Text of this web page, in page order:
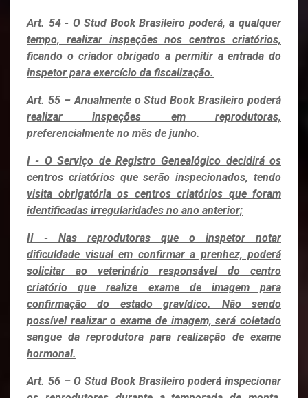
Art. 54 - O Stud Book Brasileiro poderá, a qualquer
tempo, realizar inspeções nos centros criatórios,
ficando o criador obrigado a permitir a entrada do
inspetor para exercício da fiscalização.
Art. 55 – Anualmente o Stud Book Brasileiro poderá
realizar inspeções em reprodutoras,
preferencialmente no mês de junho.
I - O Serviço de Registro Genealógico decidirá os
centros criatórios que serão inspecionados, tendo
visita obrigatória os centros criatórios que foram
identificadas irregularidades no ano anterior;
II - Nas reprodutoras que o inspetor notar
dificuldade visual em confirmar a prenhez, poderá
solicitar ao veterinário responsável do centro
criatório que realize exame de imagem para
confirmação do estado gravídico. Não sendo
possível realizar o exame de imagem, será coletado
sangue da reprodutora para realização de exame
hormonal.
Art. 56 – O Stud Book Brasileiro poderá inspecionar